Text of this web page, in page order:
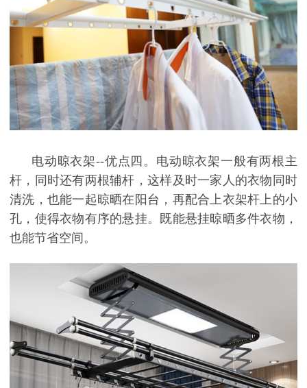
电动晾衣架--优点四。电动晾衣架一般有两根主
杆，同时还有两根辅杆，这样及时一家人的衣物同时
清洗，也能一起晾晒在阳台，再配合上衣架杆上的小
孔，使得衣物有序的悬挂。既能悬挂晾晒多件衣物，
也能节省空间。